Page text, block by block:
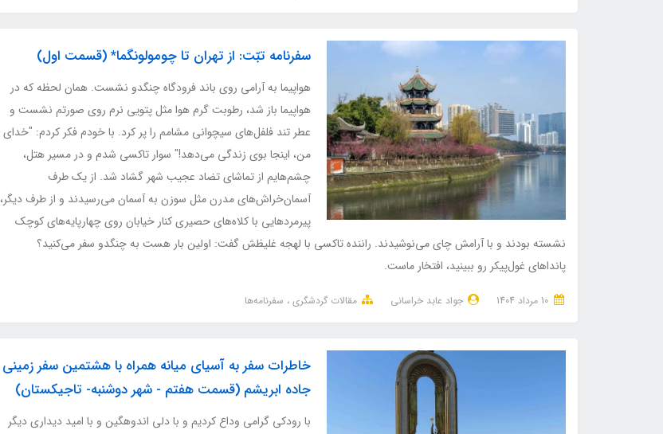
سفرنامه تبّت: از تهران تا چومولونگما* (قسمت اول)
هواپیما به آرامی روی باند فرودگاه چنگدو نشست. همان لحظه که در
هواپیما باز شد، رطوبت گرم هوا مثل پتویی نرم روی صورتم نشست و
عطر تند فلفل‌های سیچوانی مشامم را پر کرد. با خودم فکر کردم: "خدای
من، اینجا بوی زندگی می‌دهد!" سوار تاکسی شدم و در مسیر هتل،
چشم‌هایم از تماشای تضاد عجیب شهر گشاد شد. از یک طرف
آسمان‌خراش‌های مدرن مثل سوزن به آسمان می‌رسیدند و از طرف دیگر،
پیرمردهایی با کلاه‌های حصیری کنار خیابان روی چهارپایه‌های کوچک
نشسته بودند و با آرامش چای می‌نوشیدند. راننده تاکسی با لهجه غلیظش گفت: اولین بار هست به چنگدو سفر می‌کنید؟
پانداهای غول‌پیکر رو ببینید، افتخار ماست.
جواد عابد خراسانی مقالات گردشگری سفرنامه‌ها
خاطرات سفر به آسیای میانه همراه با هشتمین سفر زمینی
جاده ابریشم (قسمت هفتم - شهر دوشنبه- تاجیکستان)
با رودکی گرامی وداع کردیم و با دلی اندوهگین و با امید دیداری دیگر